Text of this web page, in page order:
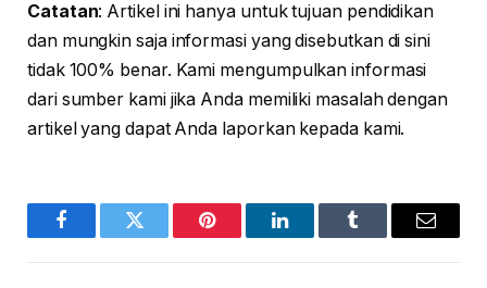
Catatan: Artikel ini hanya untuk tujuan pendidikan
dan mungkin saja informasi yang disebutkan di sini
tidak 100% benar. Kami mengumpulkan informasi
dari sumber kami jika Anda memiliki masalah dengan
artikel yang dapat Anda laporkan kepada kami.
FacebookTwitter Pinterest LinkedInTumblr Email